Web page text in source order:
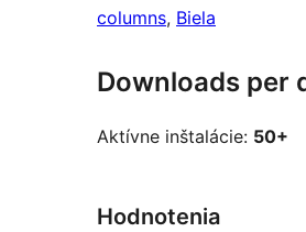
columns, Biela
Downloads per
Aktívne inštalácie: 50+
Hodnotenia